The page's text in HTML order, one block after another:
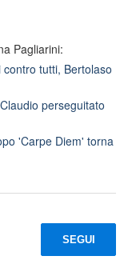
Pagliarini:
tutti, Bertolaso
perseguitato
'Carpe Diem' torna
SEGUI